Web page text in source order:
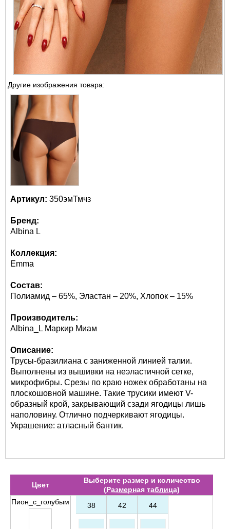
Другие изображения товара:
Артикул: 350эмТмчз
Бренд:
Albina L
Коллекция:
Emma
Состав:
Полиамид – 65%, Эластан – 20%, Хлопок – 15%
Производитель:
Albina_L Маркир Миам
Описание:
Трусы-бразилиана с заниженной линией талии.
Выполнены из вышивки на неэластичной сетке,
микрофибры. Срезы по краю ножек обработаны на
плоскошовной машине. Такие трусики имеют V-
образный крой, закрывающий сзади ягодицы лишь
наполовину. Отлично подчеркивают ягодицы.
Украшение: атласный бантик.
Цвет
Выберите размер и количество
(Размерная таблица)
Пион_с_голубым
38 42 44